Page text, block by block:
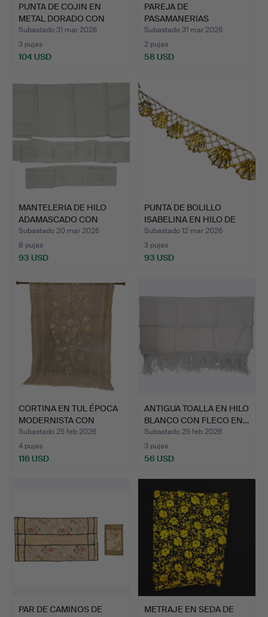
PUNTA DE COJIN EN
METAL DORADO CON
HILO DE…
Subastado 31 mar 2026
3 pujas
104 USD
PAREJA DE
PASAMANERIAS
ISABELINAS PARA COR…
Subastado 31 mar 2026
2 pujas
58 USD
MANTELERIA DE HILO
ADAMASCADO CON
BORDADO …
Subastado 20 mar 2026
8 pujas
93 USD
PUNTA DE BOLILLO
ISABELINA EN HILO DE
ORO.
Subastado 12 mar 2026
3 pujas
93 USD
CORTINA EN TUL ÉPOCA
MODERNISTA CON
BORDAD…
Subastado 25 feb 2026
4 pujas
116 USD
ANTIGUA TOALLA EN HILO
BLANCO CON FLECO EN…
Subastado 25 feb 2026
3 pujas
56 USD
PAR DE CAMINOS DE
METRAJE EN SEDA DE